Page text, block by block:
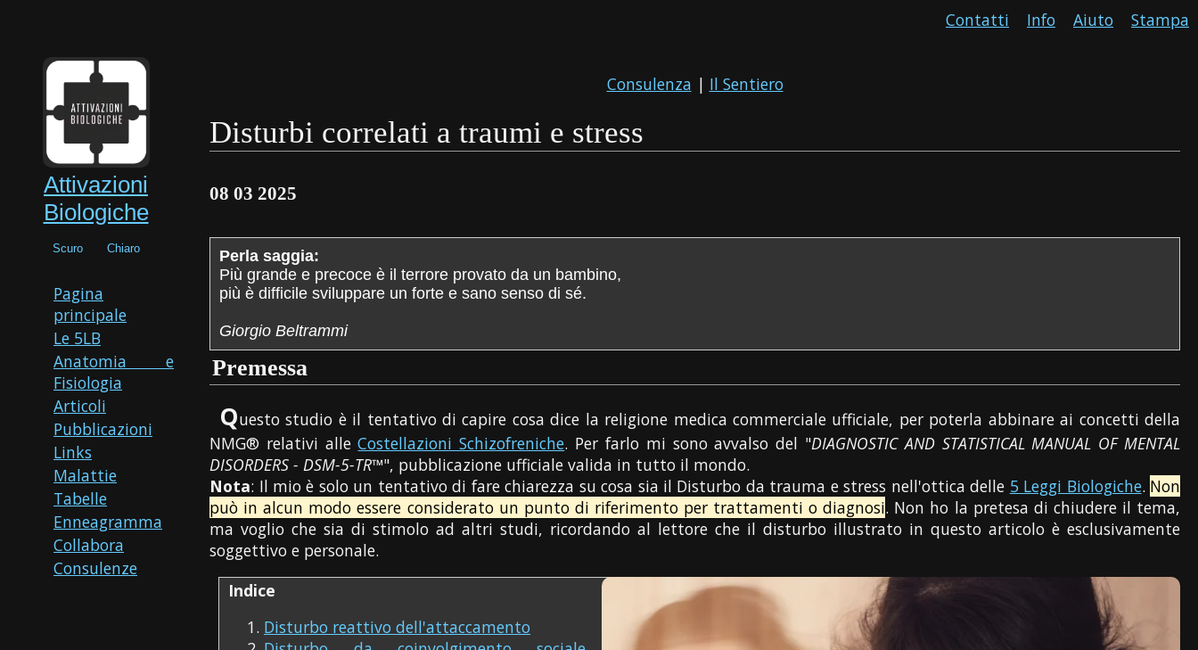
Stampa
Aiuto
Info
Contatti
Attivazioni
Biologiche
Scuro Chiaro
Pagina
principale
Le 5LB
Anatomia e
Fisiologia
Articoli
Pubblicazioni
Links
Malattie
Tabelle
Enneagramma
Collabora
Consulenze
Consulenza | Il Sentiero
Disturbi correlati a traumi e stress
08 03 2025
Perla saggia:
Più grande e precoce è il terrore provato da un bambino,
più è difficile sviluppare un forte e sano senso di sé.
Giorgio Beltrammi
Premessa
Questo studio è il tentativo di capire cosa dice la religione medica commerciale ufficiale, per poterla abbinare ai concetti della
NMG® relativi alleCostellazioni Schizofreniche. Per farlo mi sono avvalso del "DIAGNOSTIC AND STATISTICAL MANUAL OF MENTAL
DISORDERS - DSM-5-TR™", pubblicazione ufficiale valida in tutto il mondo.
Nota: Il mio è solo un tentativo di fare chiarezza su cosa sia il Disturbo da trauma e stress nell'ottica delle 5 Leggi Biologiche. Non
può in alcun modo essere considerato un punto di riferimento per trattamenti o diagnosi. Non ho la pretesa di chiudere il tema,
ma voglio che sia di stimolo ad altri studi, ricordando al lettore che il disturbo illustrato in questo articolo è esclusivamente
soggettivo e personale.
Indice
Disturbo reattivo dell'attaccamento